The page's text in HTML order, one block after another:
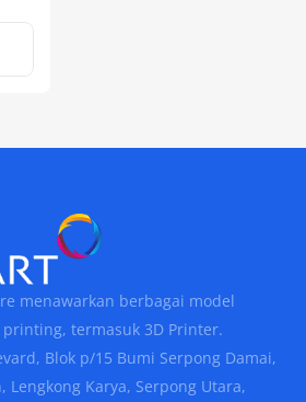
menawarkan berbagai model
termasuk 3D Printer.
Blok p/15 Bumi Serpong Damai,
Lengkong Karya, Serpong Utara,